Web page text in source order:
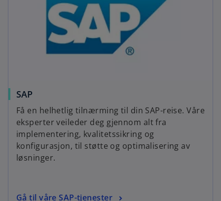
SAP
Få en helhetlig tilnærming til din SAP-reise. Våre
eksperter veileder deg gjennom alt fra
implementering, kvalitetssikring og
konfigurasjon, til støtte og optimalisering av
løsninger.
Gå til våre SAP-tjenester